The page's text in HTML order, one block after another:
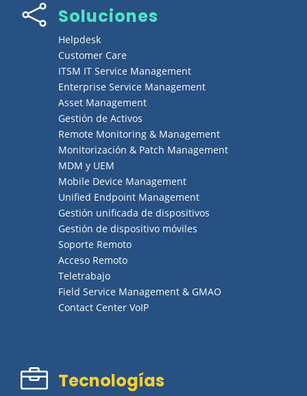
 Soluciones
Helpdesk
Customer Care
ITSM IT Service Management
Enterprise Service Management
Asset Management
Gestión de Activos
Remote Monitoring & Management
Monitorización & Patch Management
MDM y UEM
Mobile Device Management
Unified Endpoint Management
Gestión unificada de dispositivos
Gestión de dispositivo móviles
Soporte Remoto
Acceso Remoto
Teletrabajo
Field Service Management & GMAO
Contact Center VoIP
 Tecnologías